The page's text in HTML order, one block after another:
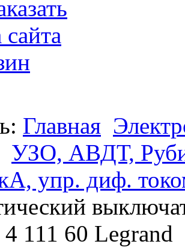
Главная
УЗО, АВДТ,
упр. диф.
111 60 Legrand